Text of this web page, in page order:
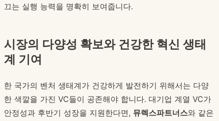
끄는 실행 능력을 명확히 보여줍니다.
시장의 다양성 확보와 건강한 혁신 생태
계 기여
한 국가의 벤처 생태계가 건강하게 발전하기 위해서는 다양
한 색깔을 가진 VC들이 공존해야 합니다. 대기업 계열 VC가
안정성과 후반기 성장을 지원한다면, 뮤렉스파트너스와 같은